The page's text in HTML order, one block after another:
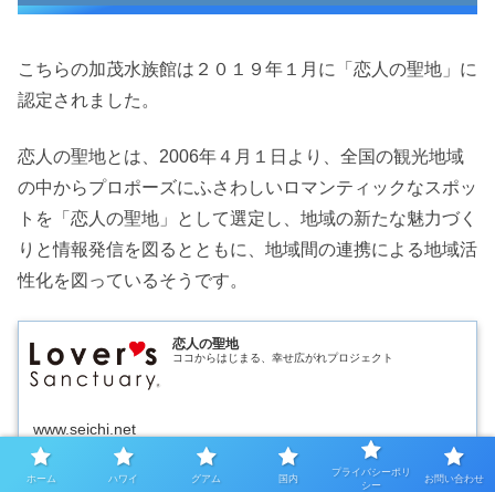
こちらの加茂水族館は２０１９年１月に「恋人の聖地」に
認定されました。
恋人の聖地とは、2006年４月１日より、全国の観光地域
の中からプロポーズにふさわしいロマンティックなスポッ
トを「恋人の聖地」として選定し、地域の新たな魅力づく
りと情報発信を図るとともに、地域間の連携による地域活
性化を図っているそうです。
恋人の聖地
ココからはじまる、幸せ広がれプロジェクト
www.seichi.net
ホーム ハワイ グアム 国内
プライバシーポリ
シー
お問い合わせ